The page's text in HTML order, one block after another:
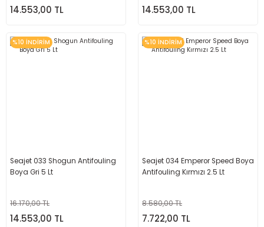
14.553,00 TL 14.553,00 TL
%10 İNDİRİM
Seajet 033 Shogun Antifouling
Boya Gri 5 Lt
16.170,00 TL
14.553,00 TL
%10 İNDİRİM
Seajet 034 Emperor Speed Boya
Antifouling Kırmızı 2.5 Lt
8.580,00 TL
7.722,00 TL